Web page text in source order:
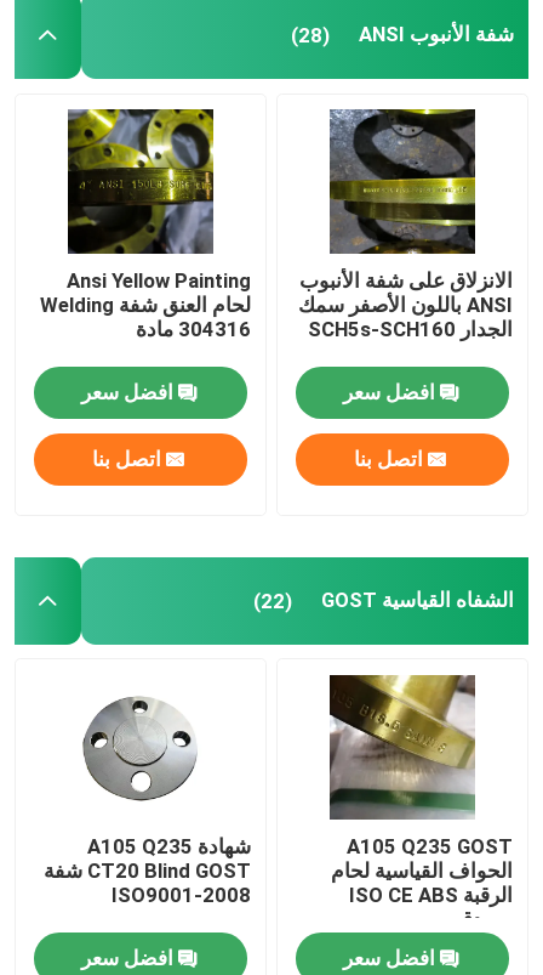
شفة الأنبوب ANSI (28)
الانزلاق على شفة الأنبوب
ANSI باللون الأصفر سمك
الجدار SCH5s-SCH160
افضل سعر
اتصل بنا
Ansi Yellow Painting
لحام العنق شفة Welding
304316 مادة
افضل سعر
اتصل بنا
الشفاه القياسية GOST (22)
A105 Q235 GOST
الحواف القياسية لحام
الرقبة ISO CE ABS
مصدق
افضل سعر
شهادة A105 Q235
CT20 Blind GOST شفة
ISO9001-2008
افضل سعر